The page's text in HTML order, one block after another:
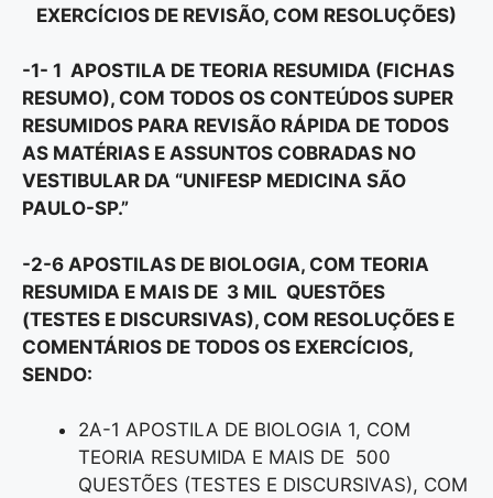
EXERCÍCIOS DE REVISÃO, COM RESOLUÇÕES)
-1- 1 APOSTILA DE TEORIA RESUMIDA (FICHAS
RESUMO), COM TODOS OS CONTEÚDOS SUPER
RESUMIDOS PARA REVISÃO RÁPIDA DE TODOS
AS MATÉRIAS E ASSUNTOS COBRADAS NO
VESTIBULAR DA “UNIFESP MEDICINA SÃO
PAULO-SP.”
-2-6 APOSTILAS DE BIOLOGIA, COM TEORIA
RESUMIDA E MAIS DE 3 MIL QUESTÕES
(TESTES E DISCURSIVAS), COM RESOLUÇÕES E
COMENTÁRIOS DE TODOS OS EXERCÍCIOS,
SENDO:
2A-1 APOSTILA DE BIOLOGIA 1, COM
TEORIA RESUMIDA E MAIS DE 500
QUESTÕES (TESTES E DISCURSIVAS), COM